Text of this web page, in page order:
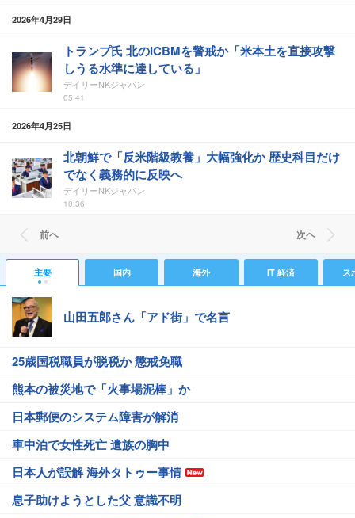
2026年4月29日
トランプ氏 北のICBMを警戒か「米本土を直接攻撃
しうる水準に達している」
デイリーNKジャパン
05:41
2026年4月25日
北朝鮮で「反米階級教養」大幅強化か 歴史科目だけ
でなく義務的に反映へ
デイリーNKジャパン
10:36
前ヘ 次ヘ
主要 国内 海外 IT 経済 ス
山田五郎さん「アド街」で名言
25歳国税職員が脱税か 懲戒免職
熊本の被災地で「火事場泥棒」か
日本郵便のシステム障害が解消
車中泊で女性死亡 遺族の胸中
日本人が誤解 海外タトゥー事情
息子助けようとした父 意識不明